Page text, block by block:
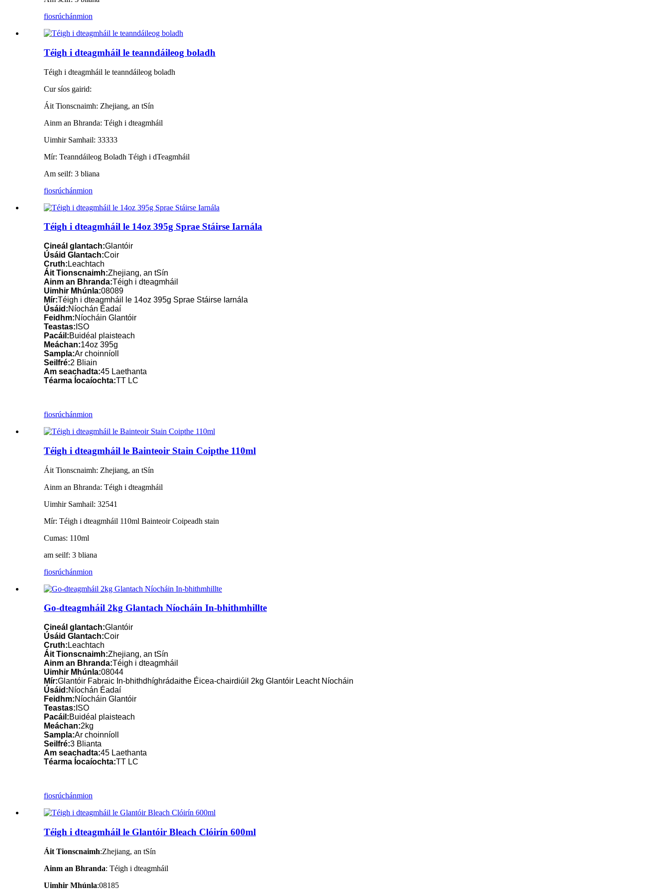
fiosrúchánmion
Téigh i dteagmháil le teanndáileog boladh
Téigh i dteagmháil le teanndáileog boladh
Cur síos gairid:
Áit Tionscnaimh: Zhejiang, an tSín
Ainm an Bhranda: Téigh i dteagmháil
Uimhir Samhail: 33333
Mír: Teanndáileog Boladh Téigh i dTeagmháil
Am seilf: 3 bliana
fiosrúchánmion
Téigh i dteagmháil le 14oz 395g Sprae Stáirse Iarnála
Cineál glantach:Glantóir
Úsáid Glantach:Coir
Cruth: Leachtach
Áit Tionscnaimh:Zhejiang, an tSín
Ainm an Bhranda:Téigh i dteagmháil
Uimhir Mhúnla:08089
Mír:Téigh i dteagmháil le 14oz 395g Sprae Stáirse Iarnála
Úsáid:Níochán Éadaí
Feidhm:Níocháin Glantóir
Teastas: ISO
Pacáil:Buidéal plaisteach
Meáchan:14oz 395g
Sampla:Ar choinníoll
Seilfré:2 Bliain
Am seachadta:45 Laethanta
Téarma Íocaíochta:TT LC
fiosrúchánmion
Téigh i dteagmháil le Bainteoir Stain Coipthe 110ml
Áit Tionscnaimh: Zhejiang, an tSín
Ainm an Bhranda: Téigh i dteagmháil
Uimhir Samhail: 32541
Mír: Téigh i dteagmháil 110ml Bainteoir Coipeadh stain
Cumas: 110ml
am seilf: 3 bliana
fiosrúchánmion
Go-dteagmháil 2kg Glantach Níocháin In-bhithmhillte
Cineál glantach:Glantóir
Úsáid Glantach:Coir
Cruth: Leachtach
Áit Tionscnaimh:Zhejiang, an tSín
Ainm an Bhranda:Téigh i dteagmháil
Uimhir Mhúnla:08044
Mír:Glantóir Fabraic In-bhithdhíghrádaithe Éicea-chairdiúil 2kg Glantóir Leacht Níocháin
Úsáid:Níochán Éadaí
Feidhm:Níocháin Glantóir
Teastas: ISO
Pacáil:Buidéal plaisteach
Meáchan:2kg
Sampla:Ar choinníoll
Seilfré:3 Blianta
Am seachadta:45 Laethanta
Téarma Íocaíochta:TT LC
fiosrúchánmion
Téigh i dteagmháil le Glantóir Bleach Clóirín 600ml
Áit Tionscnaimh:Zhejiang, an tSín
Ainm an Bhranda: Téigh i dteagmháil
Uimhir Mhúnla:08185